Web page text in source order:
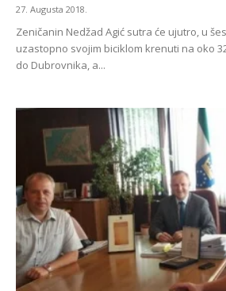
27. Augusta 2018.
Zeničanin Nedžad Agić sutra će ujutro, u
uzastopno svojim biciklom krenuti na oko
do Dubrovnika, a...